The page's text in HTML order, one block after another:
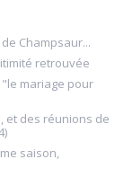
Champsaur...
retrouvée
mariage pour
et des réunions de
saison,